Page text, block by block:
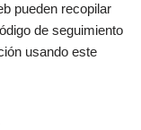
pueden recopilar
de seguimiento
usando este